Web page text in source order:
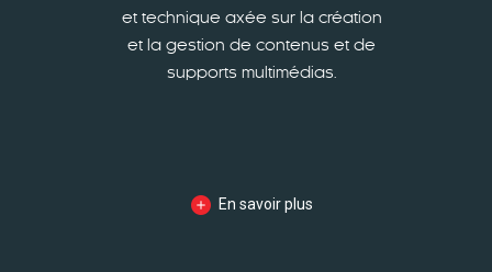
et technique axée sur la création
et la gestion de contenus et de
supports multimédias.
En savoir plus